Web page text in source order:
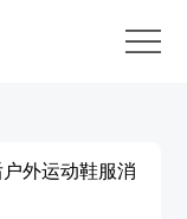
外运动鞋服消